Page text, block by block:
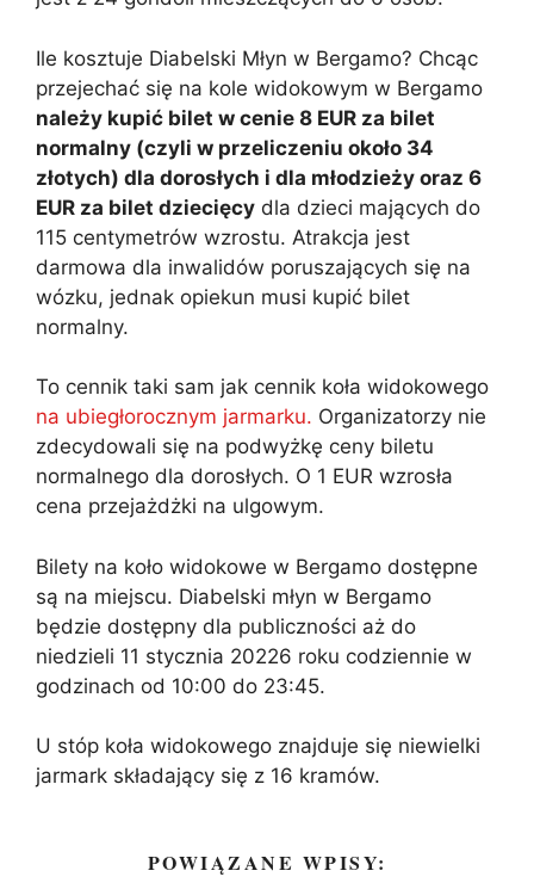
Ile kosztuje Diabelski Młyn w Bergamo? Chcąc
przejechać się na kole widokowym w Bergamo
należy kupić bilet w cenie 8 EUR za bilet
normalny (czyli w przeliczeniu około 34
złotych) dla dorosłych i dla młodzieży oraz 6
EUR za bilet dziecięcy dla dzieci mających do
115 centymetrów wzrostu. Atrakcja jest
darmowa dla inwalidów poruszających się na
wózku, jednak opiekun musi kupić bilet
normalny.
To cennik taki sam jak cennik koła widokowego
na ubiegłorocznym jarmarku. Organizatorzy nie
zdecydowali się na podwyżkę ceny biletu
normalnego dla dorosłych. O 1 EUR wzrosła
cena przejażdżki na ulgowym.
Bilety na koło widokowe w Bergamo dostępne
są na miejscu. Diabelski młyn w Bergamo
będzie dostępny dla publiczności aż do
niedzieli 11 stycznia 20226 roku codziennie w
godzinach od 10:00 do 23:45.
U stóp koła widokowego znajduje się niewielki
jarmark składający się z 16 kramów.
POWIĄZANE WPISY: